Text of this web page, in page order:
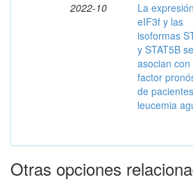
2022-10
La
eIF3f y las
isoformas
y STAT5B se
asocian con
factor
de
leucemia
Otras opciones